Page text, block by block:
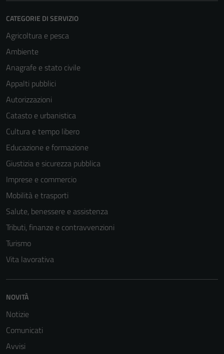
CATEGORIE DI SERVIZIO
Agricoltura e pesca
Ambiente
Anagrafe e stato civile
Appalti pubblici
Autorizzazioni
Catasto e urbanistica
Cultura e tempo libero
Educazione e formazione
Giustizia e sicurezza pubblica
Imprese e commercio
Mobilità e trasporti
Salute, benessere e assistenza
Tributi, finanze e contravvenzioni
Turismo
Vita lavorativa
NOVITÀ
Notizie
Comunicati
Avvisi